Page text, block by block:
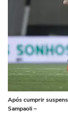
Após cumprir
Sampaoli –